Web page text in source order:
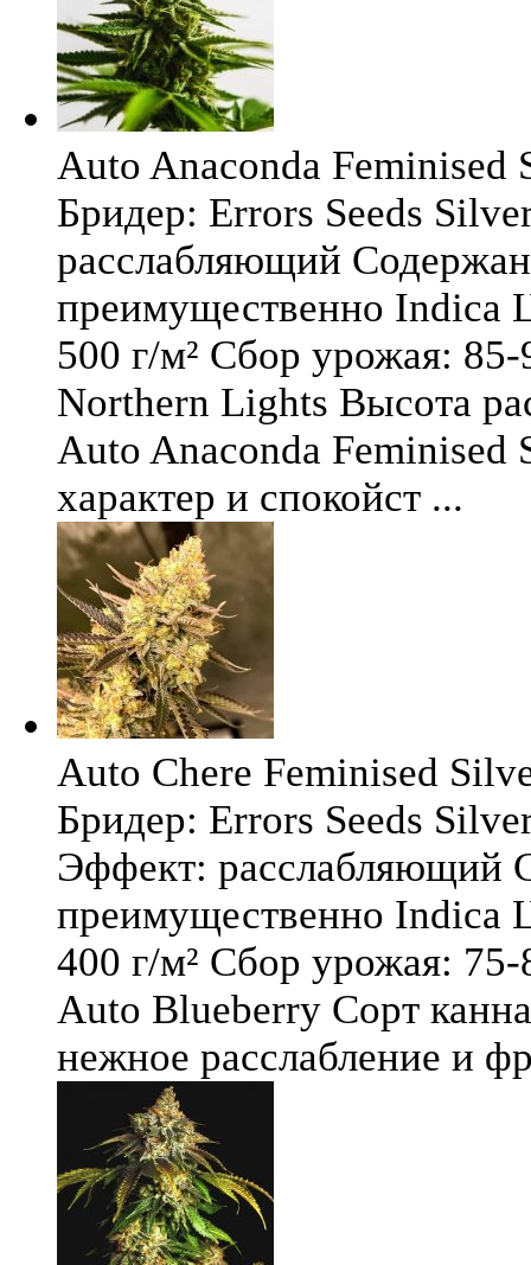
Auto Anaconda Feminised
Бридер: Errors Seeds
расслабляющий
преимущественно Indica
500 г/м² Сбор урожая:
Northern Lights Высота
Auto Anaconda
характер и спокойст ...
Auto Chere Feminised
Бридер: Errors Seeds
Эффект: расслабляющий
преимущественно Indica
400 г/м² Сбор урожая:
Auto Blueberry Сорт
нежное расслабление и